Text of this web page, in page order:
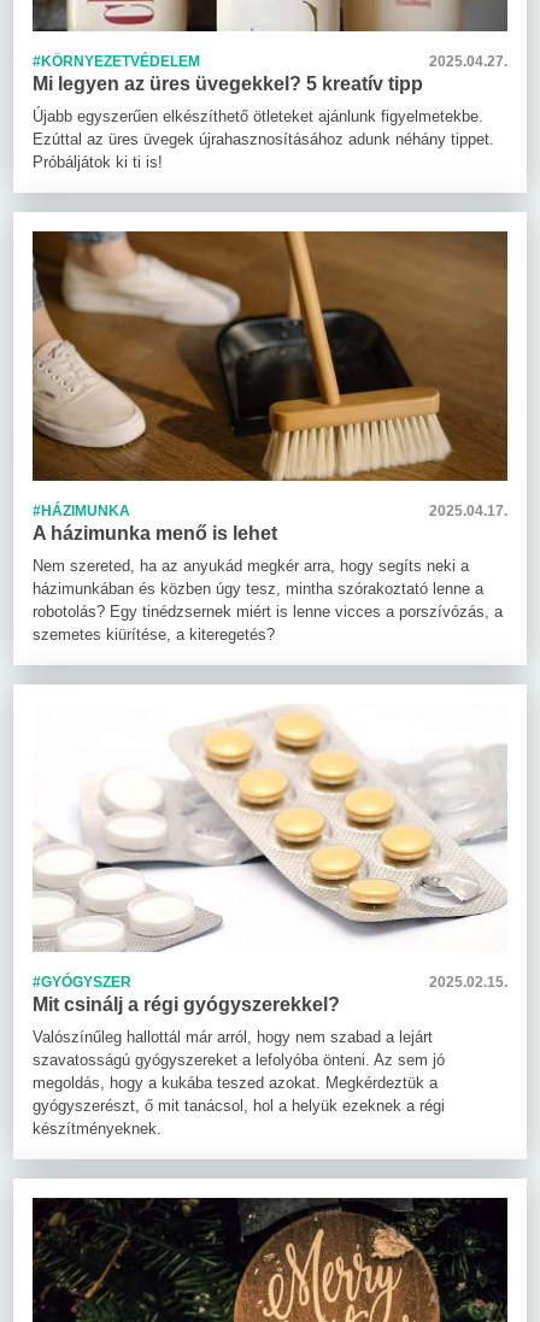
#KÖRNYEZETVÉDELEM 2025.04.27.
Mi legyen az üres üvegekkel? 5 kreatív tipp
Újabb egyszerűen elkészíthető ötleteket ajánlunk figyelmetekbe.
Ezúttal az üres üvegek újrahasznosításához adunk néhány tippet.
Próbáljátok ki ti is!
#HÁZIMUNKA 2025.04.17.
A házimunka menő is lehet
Nem szereted, ha az anyukád megkér arra, hogy segíts neki a
házimunkában és közben úgy tesz, mintha szórakoztató lenne a
robotolás? Egy tinédzsernek miért is lenne vicces a porszívózás, a
szemetes kiürítése, a kiteregetés?
#GYÓGYSZER 2025.02.15.
Mit csinálj a régi gyógyszerekkel?
Valószínűleg hallottál már arról, hogy nem szabad a lejárt
szavatosságú gyógyszereket a lefolyóba önteni. Az sem jó
megoldás, hogy a kukába teszed azokat. Megkérdeztük a
gyógyszerészt, ő mit tanácsol, hol a helyük ezeknek a régi
készítményeknek.